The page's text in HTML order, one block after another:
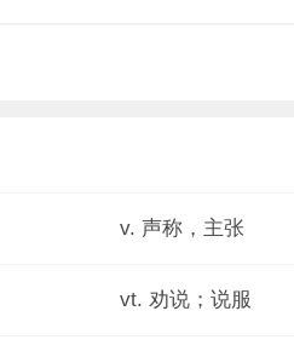
v. 声称，主张
vt. 劝说；说服